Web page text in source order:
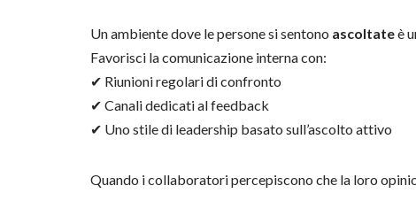
Un ambiente dove le persone si sentono ascoltateè
Favorisci la comunicazione interna con:
✔ Riunioni regolari di confronto
✔ Canali dedicati al feedback
✔ Uno stile di leadership basato sull’ascolto attivo
Quando i collaboratori percepiscono che la loro